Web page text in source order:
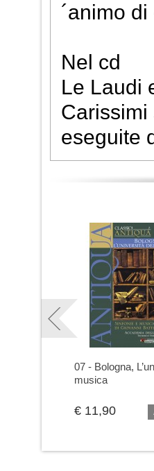
´animo
Nel cd
Le Laudi
Carissimi
eseguite
07 - Bologna,
musica
€ 11,90